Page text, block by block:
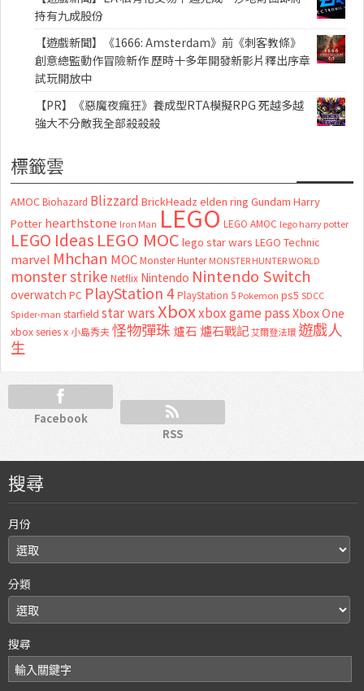
持有九成股份
【遊戲新聞】《1666: Amsterdam》前《刺客教條》
創意總監動作冒險新作 歷時十多年開發新影片釋出序章
試玩開放中
【PR】《惡魔夜瘋狂》養成型RTA模擬RPG 死越多越
強大不分敵我全部殺殺殺
標籤雲
AMOC Biohazard Blizzard BrickHeadz elden ring Gundam Harry
Potter hearthstone Iron Man LEGO LEGO AMOC lego harry potter
LEGO Ideas LEGO MOC lego star wars LEGO Technic
marvel Mhchan MOC Monster Hunter MONSTER HUNTER WORLD
monster strike Netflix Nintendo Nintendo Switch
overwatch PC PlayStation 4 PlayStation 5 Pokemon ps5 SDCC
Spider-man starfield star warsXboxxbox game passXbox One
xbox series x 小島秀夫怪物彈珠 爐石 爐石戰記艾爾登法環 遊戲人
生
Facebook
RSS
搜尋
月份
分類
搜尋